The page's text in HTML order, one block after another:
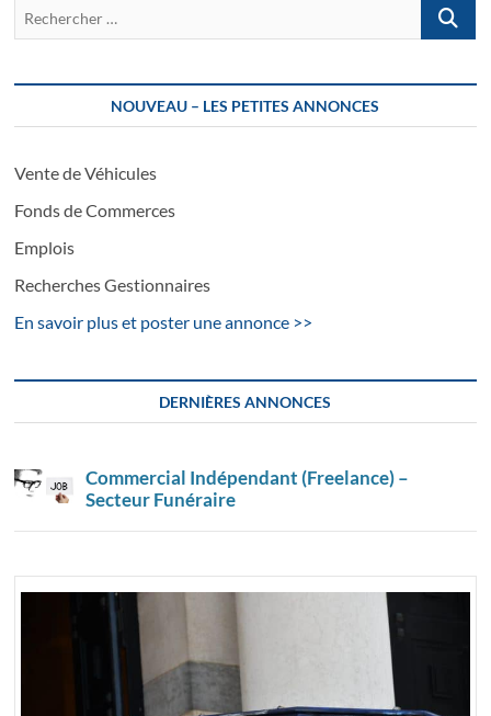
…
NOUVEAU – LES PETITES ANNONCES
Vente de Véhicules
Fonds de Commerces
Emplois
Recherches Gestionnaires
En savoir plus et poster une annonce >>
DERNIÈRES ANNONCES
Commercial Indépendant (Freelance) –
Secteur Funéraire